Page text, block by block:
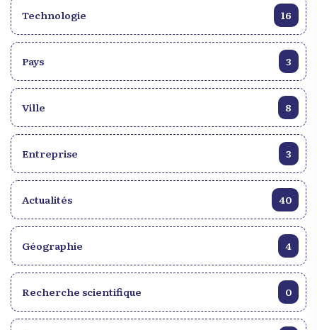
Technologie 16
Pays 3
Ville 8
Entreprise 3
Actualités 40
Géographie 4
Recherche scientifique 0